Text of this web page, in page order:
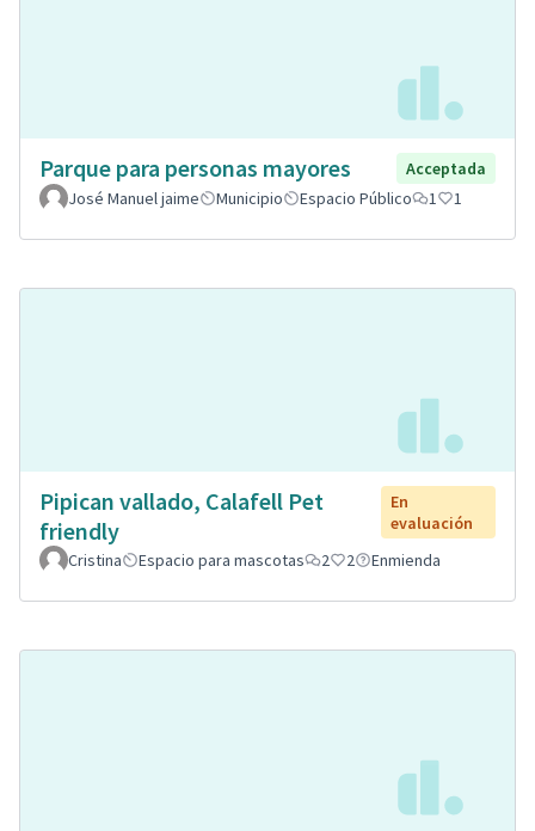
Parque para personas mayores
Acceptada
José Manuel jaime
Municipio Espacio Público 1 1
Pipican vallado, Calafell Pet
friendly
En
evaluación
Cristina
Espacio para mascotas 2 2 Enmienda